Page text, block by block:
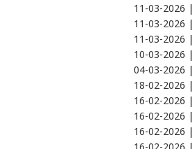
11-03-2026 |
11-03-2026 |
11-03-2026 |
10-03-2026 |
04-03-2026 |
18-02-2026 |
16-02-2026 |
16-02-2026 |
16-02-2026 |